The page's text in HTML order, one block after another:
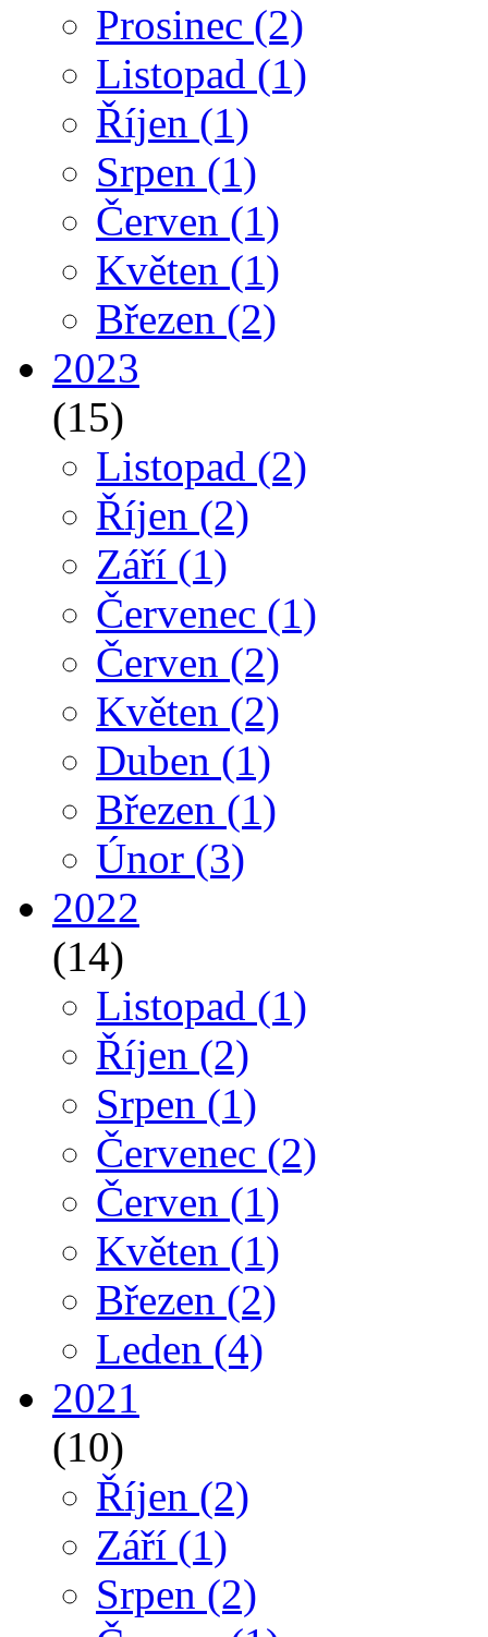
Prosinec (2)
Listopad (1)
Říjen (1)
Srpen (1)
Červen (1)
Květen (1)
Březen (2)
2023
(15)
Listopad (2)
Říjen (2)
Září (1)
Červenec (1)
Červen (2)
Květen (2)
Duben (1)
Březen (1)
Únor (3)
2022
(14)
Listopad (1)
Říjen (2)
Srpen (1)
Červenec (2)
Červen (1)
Květen (1)
Březen (2)
Leden (4)
2021
(10)
Říjen (2)
Září (1)
Srpen (2)